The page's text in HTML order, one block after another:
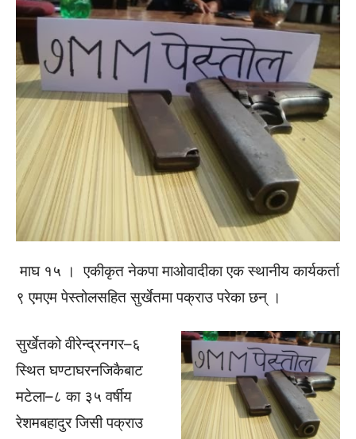
माघ १५ । एकीकृत नेकपा माओवादीका एक स्थानीय कार्यकर्ता
९ एमएम पेस्तोलसहित सुर्खेतमा पक्राउ परेका छन् ।
सुर्खेतको वीरेन्द्रनगर–६
स्थित घण्टाघरनजिकैबाट
मटेला–८ का ३५ वर्षीय
रेशमबहादुर जिसी पक्राउ